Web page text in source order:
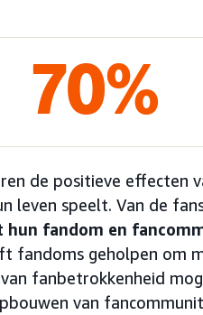
70%
de positieve effecten
leven speelt. Van de
hun fandom en
fandoms geholpen om
fanbetrokkenheid
van